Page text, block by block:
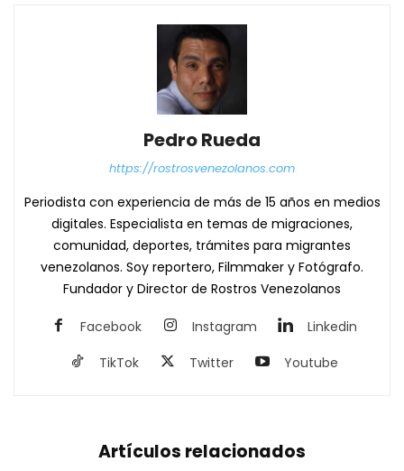
Pedro Rueda
https://rostrosvenezolanos.com
Periodista con experiencia de más de 15 años en medios
digitales. Especialista en temas de migraciones,
comunidad, deportes, trámites para migrantes
venezolanos. Soy reportero, Filmmaker y Fotógrafo.
Fundador y Director de Rostros Venezolanos
Facebook Instagram
Linkedin
TikTok
Twitter Youtube
Artículos relacionados